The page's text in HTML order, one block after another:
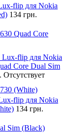
flip для Nokia
134 грн.
Quad Core
Lux-flip для Nokia
Core Dual Sim
Отсутствует
(White)
flip для Nokia
134 грн.
Sim (Black)